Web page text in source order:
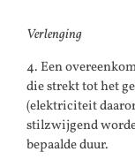
Verlenging
4. Een
die strekt tot het
(elektriciteit
stilzwijgend
bepaalde duur.